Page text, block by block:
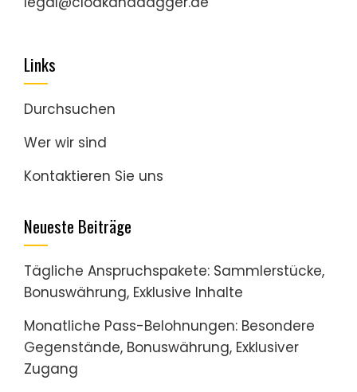
Links
Durchsuchen
Wer wir sind
Kontaktieren Sie uns
Neueste Beiträge
Tägliche Anspruchspakete: Sammlerstücke,
Bonuswährung, Exklusive Inhalte
Monatliche Pass-Belohnungen: Besondere
Gegenstände, Bonuswährung, Exklusiver
Zugang